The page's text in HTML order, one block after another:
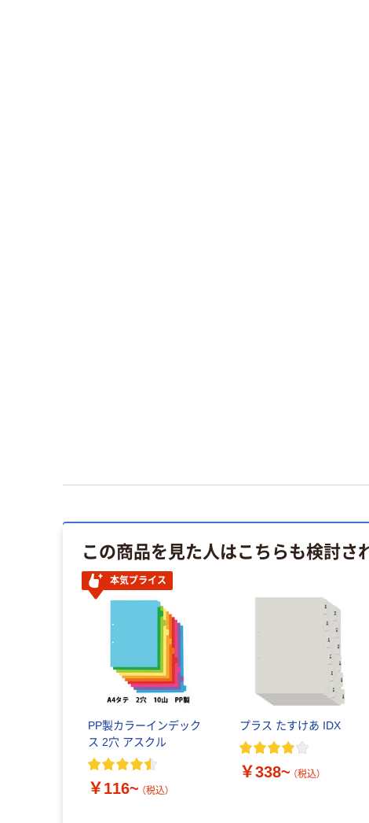
この商品を見た人はこちらも検討さ
本気プライス
PP製カラーインデック
ス 2穴 アスクル
￥116~ （税込）
プラス たすけあ IDX
￥338~ （税込）